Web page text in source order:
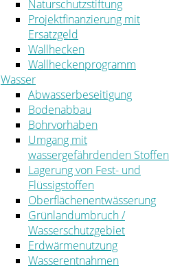
Naturschutzstiftung
Projektfinanzierung mit
Ersatzgeld
Wallhecken
Wallheckenprogramm
Wasser
Abwasserbeseitigung
Bodenabbau
Bohrvorhaben
Umgang mit
wassergefährdenden Stoffen
Lagerung von Fest- und
Flüssigstoffen
Oberflächenentwässerung
Grünlandumbruch /
Wasserschutzgebiet
Erdwärmenutzung
Wasserentnahmen